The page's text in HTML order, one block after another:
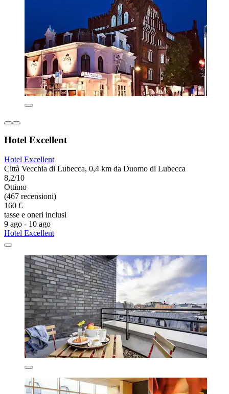
Hotel Excellent
Hotel Excellent
Città Vecchia di Lubecca, 0,4 km da Duomo di Lubecca
8,2/10
Ottimo
(467 recensioni)
160 €
tasse e oneri inclusi
9 ago - 10 ago
Hotel Excellent